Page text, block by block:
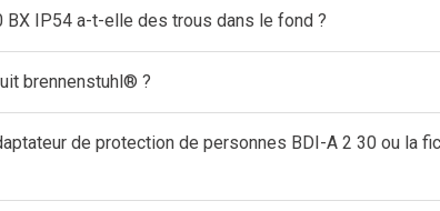
IP54 a-t-elle des trous dans le fond ?
brennenstuhl® ?
de protection de personnes BDI-A 2 30 ou la